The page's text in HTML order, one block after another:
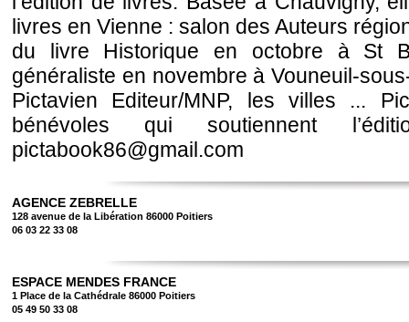
livres en Vienne : salon des Auteurs
du livre Historique en octobre à St
généraliste en novembre à Vouneuil-
Pictavien Editeur/MNP, les villes ...
bénévoles qui soutiennent
pictabook86@gmail.com
AGENCE ZEBRELLE
128 avenue de la Libération 86000 Poitiers
06 03 22 33 08
ESPACE MENDES FRANCE
1 Place de la Cathédrale 86000 Poitiers
05 49 50 33 08